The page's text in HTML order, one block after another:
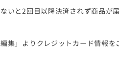
いと2回目以降決済されず商品が
集」よりクレジットカード情報を